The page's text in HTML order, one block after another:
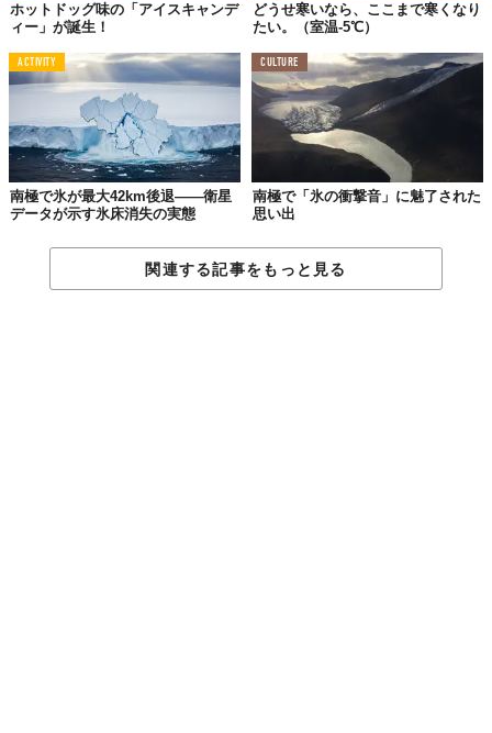
ホットドッグ味の「アイスキャンデ
ィー」が誕生！
どうせ寒いなら、ここまで寒くなり
たい。（室温-5℃）
ACTIVITY
南極で氷が最大42km後退——衛星
データが示す氷床消失の実態
CULTURE
南極で「氷の衝撃音」に魅了された
思い出
関連する記事をもっと見る